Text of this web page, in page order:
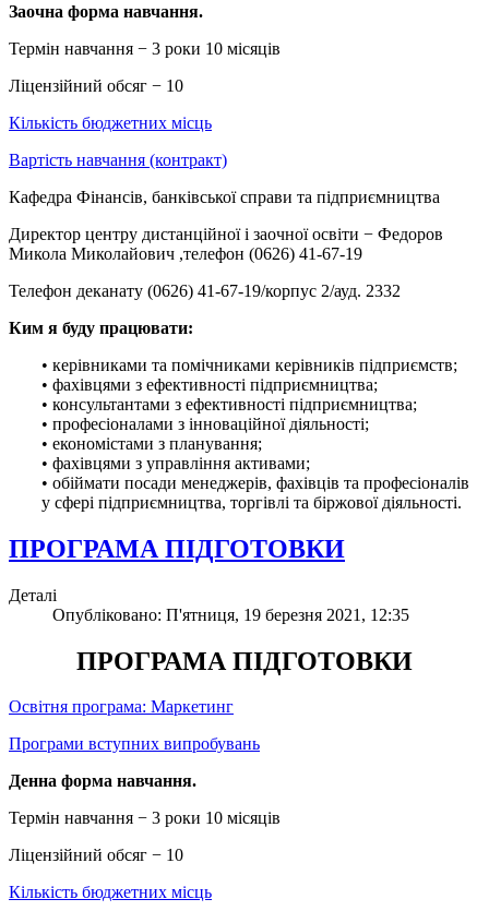
Заочна форма навчання.
Термін навчання − 3 роки 10 місяців
Ліцензійний обсяг − 10
Кількість бюджетних місць
Вартість навчання (контракт)
Кафедра Фінансів, банківської справи та підприємництва
Директор центру дистанційної і заочної освіти − Федоров
Микола Миколайович ,телефон (0626) 41-67-19
Телефон деканату (0626) 41-67-19/корпус 2/ауд. 2332
Ким я буду працювати:
• керівниками та помічниками керівників підприємств;
• фахівцями з ефективності підприємництва;
• консультантами з ефективності підприємництва;
• професіоналами з інноваційної діяльності;
• економістами з планування;
• фахівцями з управління активами;
• обіймати посади менеджерів, фахівців та професіоналів
у сфері підприємництва, торгівлі та біржової діяльності.
ПРОГРАМА ПІДГОТОВКИ
Деталі
Опубліковано: П'ятниця, 19 березня 2021, 12:35
ПРОГРАМА ПІДГОТОВКИ
Освітня програма: Маркетинг
Програми вступних випробувань
Денна форма навчання.
Термін навчання − 3 роки 10 місяців
Ліцензійний обсяг − 10
Кількість бюджетних місць